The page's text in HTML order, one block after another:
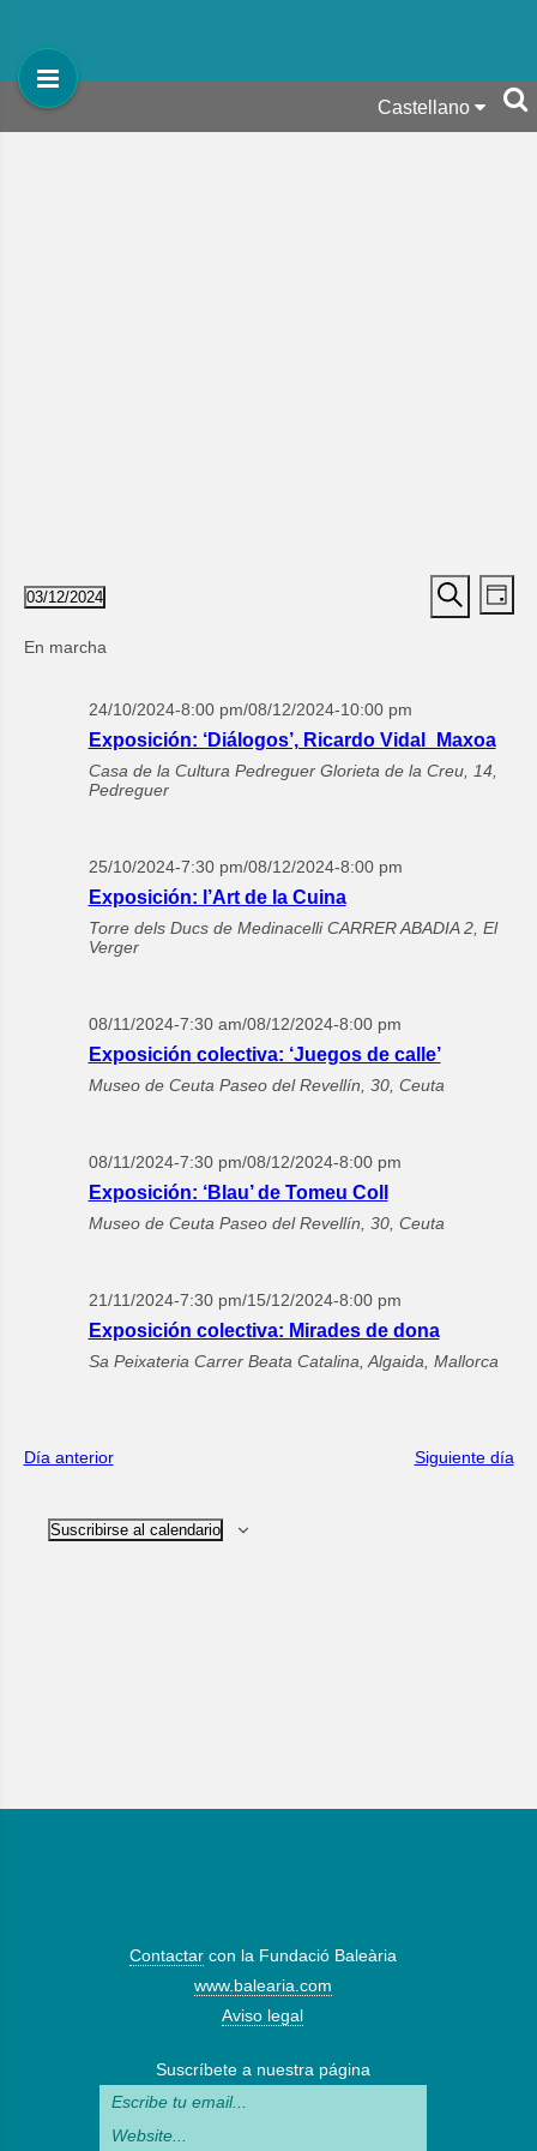
Castellano
de
de
Eventos
Buscar
de
Día
03/12/2024
En marcha
24/10/2024-8:00 pm/08/12/2024-10:00 pm
Exposición: ‘Diálogos’, Ricardo Vidal_Maxoa
Casa de la Cultura Pedreguer Glorieta de la Creu, 14,
Pedreguer
25/10/2024-7:30 pm/08/12/2024-8:00 pm
Exposición: l’Art de la Cuina
Torre dels Ducs de MedinacelliCARRER ABADIA 2, El
Verger
08/11/2024-7:30 am/08/12/2024-8:00 pm
Exposición colectiva: ‘Juegos de calle’
Museo de Ceuta Paseo del Revellín, 30, Ceuta
08/11/2024-7:30 pm/08/12/2024-8:00 pm
Exposición: ‘Blau’ de Tomeu Coll
Museo de Ceuta Paseo del Revellín, 30, Ceuta
21/11/2024-7:30 pm/15/12/2024-8:00 pm
Exposición colectiva: Mirades de dona
Sa Peixateria Carrer Beata Catalina, Algaida, Mallorca
Día anterior Siguiente día
Suscribirse al calendario
Contactarcon la Fundació Baleària
www.balearia.com
Aviso legal
Suscríbete a nuestra página